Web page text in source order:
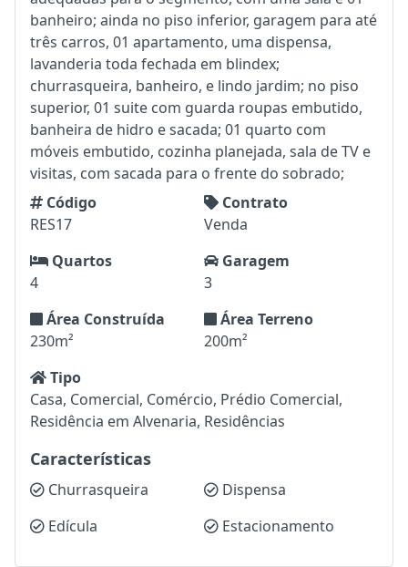
banheiro; ainda no piso inferior, garagem para até
três carros, 01 apartamento, uma dispensa,
lavanderia toda fechada em blindex;
churrasqueira, banheiro, e lindo jardim; no piso
superior, 01 suite com guarda roupas embutido,
banheira de hidro e sacada; 01 quarto com
móveis embutido, cozinha planejada, sala de TV e
visitas, com sacada para o frente do sobrado;
Código
RES17
Contrato
Venda
Quartos
4
Garagem
3
Área Construída
230m²
Área Terreno
200m²
Tipo
Casa, Comercial, Comércio, Prédio Comercial,
Residência em Alvenaria, Residências
Características
Churrasqueira
Dispensa
Edícula
Estacionamento